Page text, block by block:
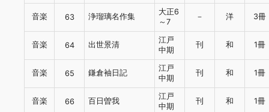
音楽 63 浄瑠璃名作集
大正6
～7
－ 洋 3冊
音楽 64 出世景清
江戸
中期
刊 和 1冊
音楽 65 鎌倉袖日記
江戸
中期
刊 和 1冊
音楽 66 百日曽我
江戸
中期
刊 和 1冊